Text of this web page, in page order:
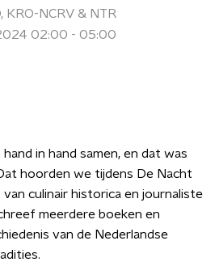
KRO-NCRV & NTR
02:00 - 05:00
in hand samen, en dat was
hoorden we tijdens De Nacht
culinair historica en journaliste
meerdere boeken en
van de Nederlandse